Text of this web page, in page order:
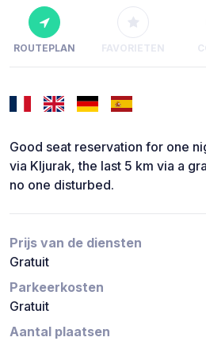
ROUTEPLAN FAVORIETEN
Good seat reservation for one
via Kljurak, the last 5 km via a
no one disturbed.
Prijs van de diensten
Gratuit
Parkeerkosten
Gratuit
Aantal plaatsen